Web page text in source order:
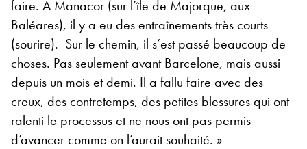
faire. À Manacor (sur l’île de Majorque, aux
Baléares), il y a eu des entraînements très courts
(sourire). Sur le chemin, il s’est passé beaucoup de
choses. Pas seulement avant Barcelone, mais aussi
depuis un mois et demi. Il a fallu faire avec des
creux, des contretemps, des petites blessures qui ont
ralenti le processus et ne nous ont pas permis
d’avancer comme on l’aurait souhaité. »